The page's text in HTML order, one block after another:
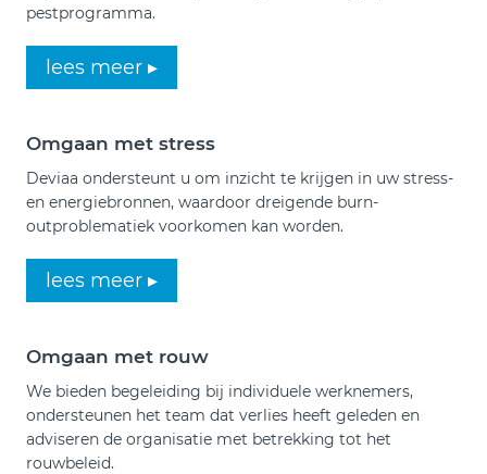
pestprogramma.
lees meer ▸
Omgaan met stress
Deviaa ondersteunt u om inzicht te krijgen in uw stress-
en energiebronnen, waardoor dreigende burn-
outproblematiek voorkomen kan worden.
lees meer ▸
Omgaan met rouw
We bieden begeleiding bij individuele werknemers,
ondersteunen het team dat verlies heeft geleden en
adviseren de organisatie met betrekking tot het
rouwbeleid.